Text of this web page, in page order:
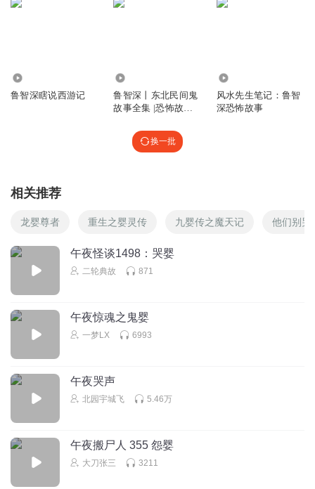
鲁智深瞎说西游记
鲁智深丨东北民间鬼
故事全集 |恐怖故事|
风水先生笔记：鲁智
深恐怖故事
换一批
相关推荐
龙婴尊者 重生之婴灵传 九婴传之魔天记 他们别哭
午夜怪谈1498：哭婴
二轮典故 871
午夜惊魂之鬼婴
一梦LX 6993
午夜哭声
北园宇城飞 5.46万
午夜搬尸人 355 怨婴
大刀张三 3211